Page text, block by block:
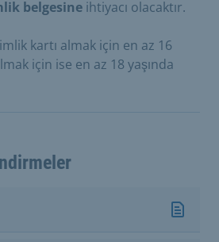
belgesine ihtiyacı olacaktır.
kartı almak için en az 16
için ise en az 18 yaşında